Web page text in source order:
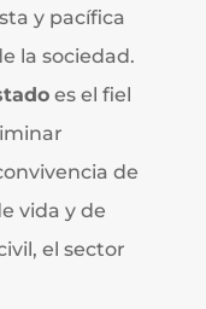
y pacífica
la sociedad.
es el fiel
de
vida y de
el sector